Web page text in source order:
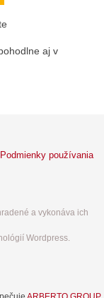
aj v
Podmienky používania
a vykonáva ich
Wordpress.